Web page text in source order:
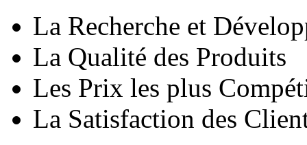
La Recherche et
La Qualité des Produits
Les Prix les plus
La Satisfaction des